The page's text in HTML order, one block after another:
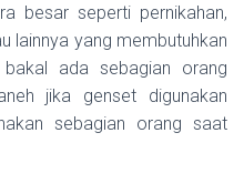
besar seperti pernikahan,
lainnya yang membutuhkan
ada sebagian orang
jika genset digunakan
sebagian orang saat